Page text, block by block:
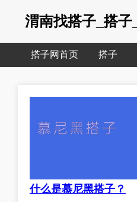
渭南找搭子_搭
搭子网首页 搭子
什么是慕尼黑搭子？